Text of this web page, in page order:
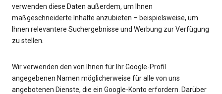
verwenden diese Daten außerdem, um Ihnen
maßgeschneiderte Inhalte anzubieten – beispielsweise, um
Ihnen relevantere Suchergebnisse und Werbung zur Verfügung
zu stellen.
Wir verwenden den von Ihnen für Ihr Google-Profil
angegebenen Namen möglicherweise für alle von uns
angebotenen Dienste, die ein Google-Konto erfordern. Darüber